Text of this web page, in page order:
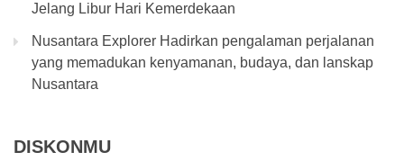
Jelang Libur Hari Kemerdekaan
Nusantara Explorer Hadirkan pengalaman perjalanan
yang memadukan kenyamanan, budaya, dan lanskap
Nusantara
DISKONMU